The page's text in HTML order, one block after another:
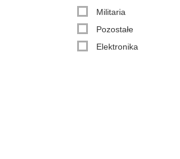
Militaria
Pozostałe
Elektronika